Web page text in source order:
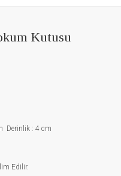
Kutusu
Derinlik : 4 cm
Edilir.